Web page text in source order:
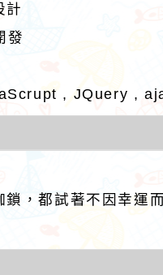
作者：網路小
努力不一定馬上
不努力就看不到
計
發
, JQuery ,
，都試著不因幸運